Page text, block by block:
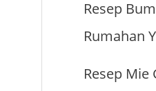
Resep
Rumahan
Resep Mie